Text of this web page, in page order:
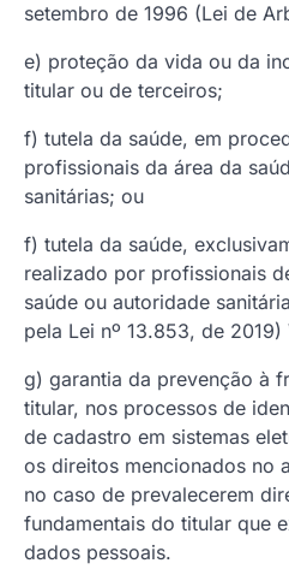
setembro de 1996 (Lei de
e) proteção da vida ou da
titular ou de terceiros;
f) tutela da saúde, em
profissionais da área da
sanitárias; ou
f) tutela da saúde,
realizado por profissionais
saúde ou autoridade
pela Lei nº 13.853, de 2019)
g) garantia da prevenção à
titular, nos processos de
de cadastro em sistemas
os direitos mencionados no
no caso de prevalecerem
fundamentais do titular que
dados pessoais.